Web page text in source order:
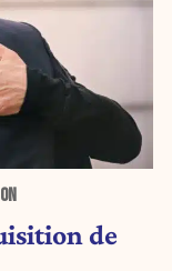
de